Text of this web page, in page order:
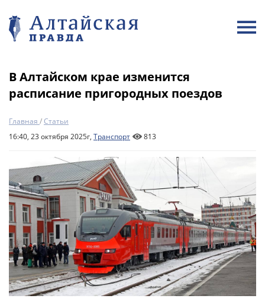
В Алтайском крае изменится
расписание пригородных поездов
Главная /Статьи
16:40, 23 октября 2025г, Транспорт 813